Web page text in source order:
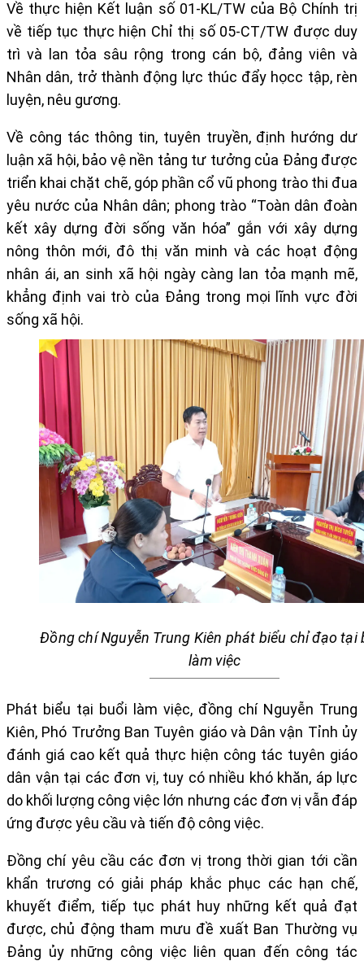
Về thực hiện Kết luận số 01-KL/TW của Bộ Chính trị
về tiếp tục thực hiện Chỉ thị số 05-CT/TW được duy
trì và lan tỏa sâu rộng trong cán bộ, đảng viên và
Nhân dân, trở thành động lực thúc đẩy họcc tập, rèn
luyện, nêu gương.
Về công tác thông tin, tuyên truyền, định hướng dư
luận xã hội, bảo vệ nền tảng tư tưởng của Đảng được
triển khai chặt chẽ, góp phần cổ vũ phong trào thi đua
yêu nước của Nhân dân; phong trào “Toàn dân đoàn
kết xây dựng đời sống văn hóa” gắn với xây dựng
nông thôn mới, đô thị văn minh và các hoạt động
nhân ái, an sinh xã hội ngày càng lan tỏa mạnh mẽ,
khẳng định vai trò của Đảng trong mọi lĩnh vực đời
sống xã hội.
Đồng chí Nguyễn Trung Kiên phát biểu chỉ đạo tại
làm việc
Phát biểu tại buổi làm việc, đồng chí Nguyễn Trung
Kiên, Phó Trưởng Ban Tuyên giáo và Dân vận Tỉnh ủy
đánh giá cao kết quả thực hiện công tác tuyên giáo
dân vận tại các đơn vị, tuy có nhiều khó khăn, áp lực
do khối lượng công việc lớn nhưng các đơn vị vẫn đáp
ứng được yêu cầu và tiến độ công việc.
Đồng chí yêu cầu các đơn vị trong thời gian tới cần
khẩn trương có giải pháp khắc phục các hạn chế,
khuyết điểm, tiếp tục phát huy những kết quả đạt
được, chủ động tham mưu đề xuất Ban Thường vụ
Đảng ủy những công việc liên quan đến công tác